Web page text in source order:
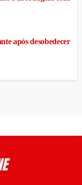
após desobedecer